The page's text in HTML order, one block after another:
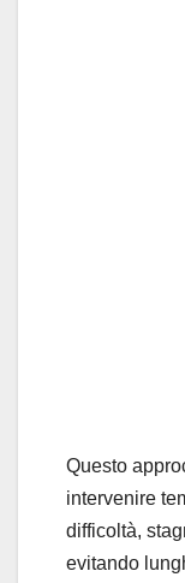
Questo
intervenire
difficoltà,
evitando